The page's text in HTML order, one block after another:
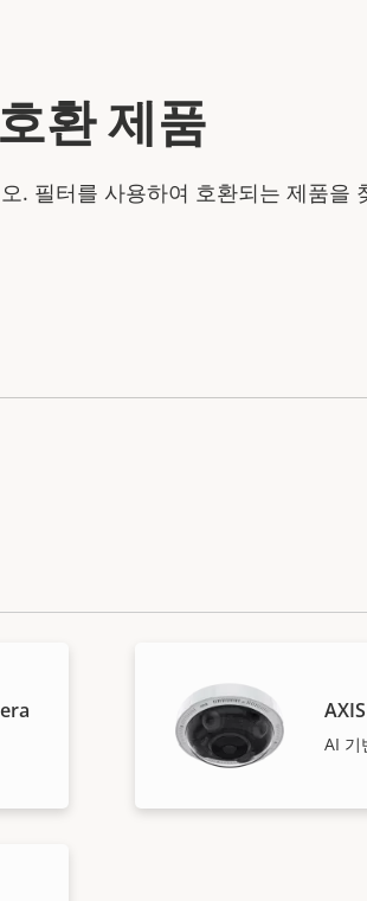
호환 제품
. 필터를 사용하여 호환되는 제품을
AI 기